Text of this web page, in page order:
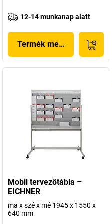
12-14 munkanap alatt
Termék megjelenítése
Mobil tervezőtábla –
EICHNER
ma x szé x mé 1945 x 1550 x
640 mm